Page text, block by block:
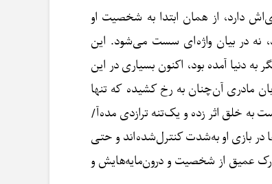
دارد، از همان ابتدا به شخصیت او
نه در بیان واژه‌ای سست می‌شود. این
دنیا آمده بود، اکنون بسیاری در این
مادری آن‌چنان به رخ کشیده که تنها
به خلق اثر زده و یک‌تنه ترازدی مده‌آ/
در بازی او به‌شدت کنترل‌شده‌اند و حتی
عمیق از شخصیت و درون‌مایه‌هایش و